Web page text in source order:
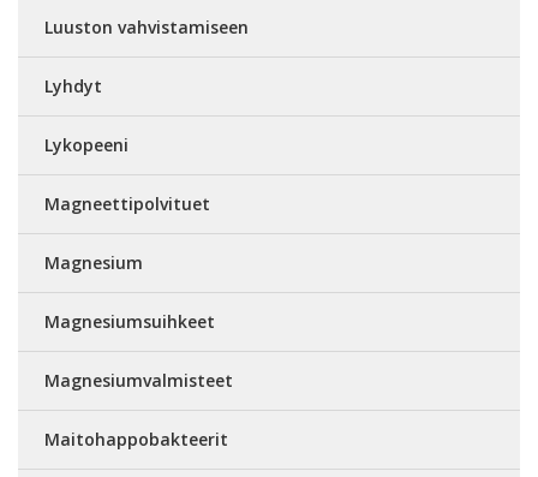
Luuston vahvistamiseen
Lyhdyt
Lykopeeni
Magneettipolvituet
Magnesium
Magnesiumsuihkeet
Magnesiumvalmisteet
Maitohappobakteerit